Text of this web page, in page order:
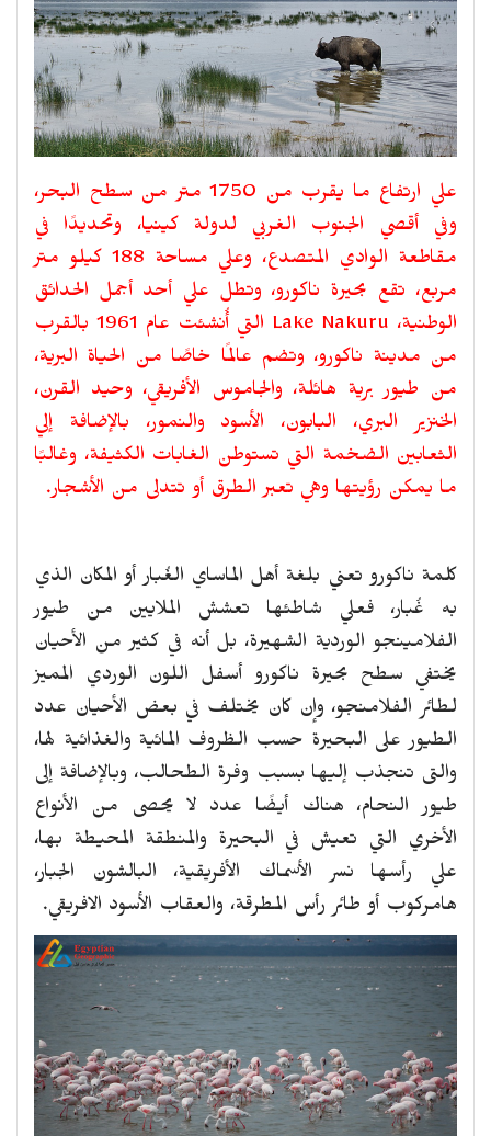
علي ارتفاع ما يقرب من 1750 متر من سطح البحر،
وفي أقصي الجنوب الغربي لدولة كينيا، وتحديدًا في
مقاطعة الوادي المتصدع، وعلي مساحة 188 كيلو متر
مربع، تقع بحيرة ناكورو، وتطل علي أحد أجمل الحدائق
الوطنية، Lake Nakuru
التي أُنشئت عام 1961 بالقرب
من مدينة ناكورو، وتضم عالمًا خاصًا من الحياة البرية،
من طيور برية هائلة، والجاموس الأفريقي، وحيد القرن،
الخنزير البري، البابون، الأسود والنمور، بالإضافة إلي
الثعابين الضخمة التي تستوطن الغابات الكثيفة، وغالبًا
ما يمكن رؤيتها وهي تعبر الطرق أو تتدلى من الأشجار.
كلمة ناكورو تعني بلغة أهل الماساي الغُبار أو المكان الذي
به غُبار، فعلي شاطئها تعشش الملايين من طيور
الفلامينجو الوردية الشهيرة، بل أنه في كثير من الأحيان
يختفي سطح بحيرة ناكورو أسفل اللون الوردي المميز
لطائر الفلامنجو، وإن كان يختلف في بعض الأحيان عدد
الطيور على البحيرة حسب الظروف المائية والغذائية لها،
والتى تنجذب إليها بسبب وفرة الطحالب، وبالإضافة إلى
طيور النحام، هناك أيضًا عدد لا يحصى من الأنواع
الأخري التي تعيش في البحيرة والمنطقة المحيطة بها،
علي رأسها نسر الأسماك الأفريقية، البالشون الجبار،
هامركوب أو طائر رأس المطرقة، والعقاب الأسود الافريقي.